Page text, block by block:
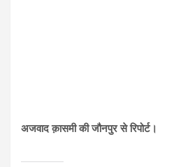
अजवाद क़ासमी की जौनपुर से रिपोर्ट।